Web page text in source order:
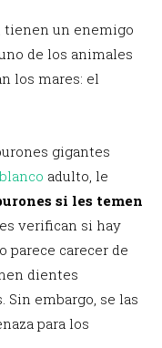
tienen un enemigo
de los animales
los mares: el
gigantes
adulto, le
si les temen
verifican si hay
parece carecer de
dientes
Sin embargo, se las
para los